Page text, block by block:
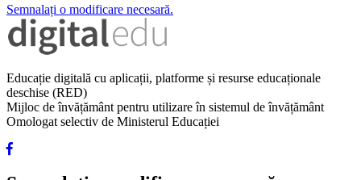
Semnalați o modificare necesară.
Educație digitală cu aplicații, platforme și resurse educaționale
deschise (RED)
Mijloc de învățământ pentru utilizare în sistemul de învățământ
Omologat selectiv de Ministerul Educației